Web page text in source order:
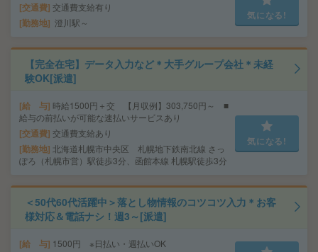
交通費 交通費支給有り
勤務地 澄川駅～
気になる!
【完全在宅】データ入力など＊大手グループ会社＊未経
験OK[派遣]
給 与 時給1500円＋交 【月収例】303,750円～ ■
給与の前払いが可能な速払いサービスあり
交通費 交通費支給あり
勤務地 北海道札幌市中央区 札幌地下鉄南北線 さっ
ぽろ（札幌市営）駅徒歩3分、函館本線 札幌駅徒歩3分
気になる!
＜50代60代活躍中＞落とし物情報のコツコツ入力＊お客
様対応＆電話ナシ！週3～[派遣]
給 与 1500円 ※日払い・週払いOK